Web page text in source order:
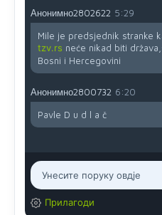
Анонимно2802622 5:29
Mile je predsjednik stranke
tzv.rs neće nikad biti
Bosni i Hercegovini
Анонимно2800732 6:20
Pavle D u d l a č
Прилагоди